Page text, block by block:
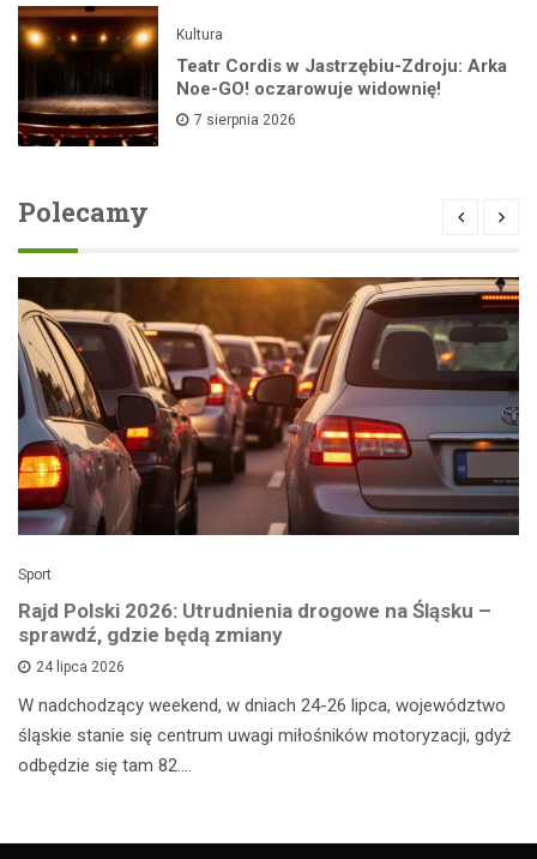
Kultura
Teatr Cordis w Jastrzębiu-Zdroju: Arka
Noe-GO! oczarowuje widownię!
7 sierpnia 2026
Polecamy
Sport
Rajd Polski 2026: Utrudnienia drogowe na Śląsku –
sprawdź, gdzie będą zmiany
24 lipca 2026
W nadchodzący weekend, w dniach 24-26 lipca, województwo
śląskie stanie się centrum uwagi miłośników motoryzacji, gdyż
odbędzie się tam 82.…